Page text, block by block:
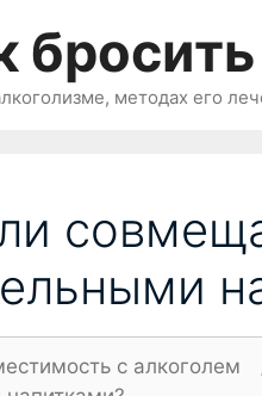
методах его
с алкоголем